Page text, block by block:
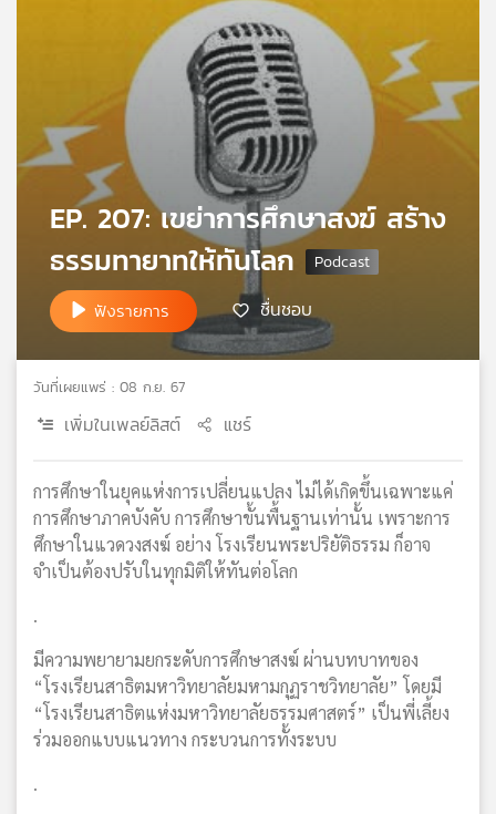
วิทยุ
ไทย
พี
แผนที่
ข่าย
EP. 207: เขย่าการศึกษาสงฆ์ สร้าง
ธรรมทายาทให้ทันโลก
ฟังรายการ ชื่นชอบ
วันที่เผยแพร่ : 08 ก.ย. 67
เพิ่มในเพลย์ลิสต์ แชร์
การศึกษาในยุคแห่งการเปลี่ยนแปลง ไม่ได้เกิดขึ้นเฉพาะแค่
การศึกษาภาคบังคับ การศึกษาขั้นพื้นฐานเท่านั้น เพราะการ
ศึกษาในแวดวงสงฆ์ อย่าง โรงเรียนพระปริยัติธรรม ก็อาจ
จำเป็นต้องปรับในทุกมิติให้ทันต่อโลก
.
มีความพยายามยกระดับการศึกษาสงฆ์ ผ่านบทบาทของ
“โรงเรียนสาธิตมหาวิทยาลัยมหามกุฏราชวิทยาลัย” โดยมี
“โรงเรียนสาธิตแห่งมหาวิทยาลัยธรรมศาสตร์” เป็นพี่เลี้ยง
ร่วมออกแบบแนวทาง กระบวนการทั้งระบบ
.